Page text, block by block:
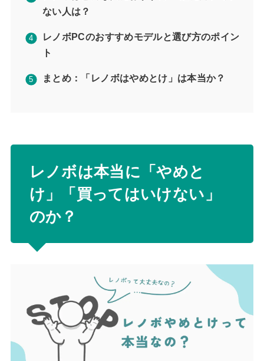
ない人は？
レノボPCのおすすめモデルと選び方のポイン
ト
まとめ：「レノボはやめとけ」は本当か？
レノボは本当に「やめと
け」「買ってはいけない」
のか？